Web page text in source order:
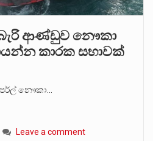
ආණ්ඩුව නෞකා
කාරක සභාවක්
නෞකා…
Leave a comment